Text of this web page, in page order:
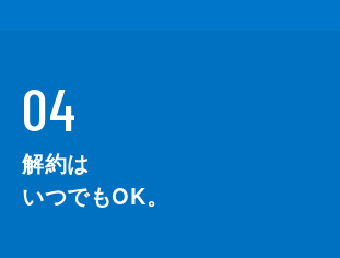
04
解約は
いつでもOK。